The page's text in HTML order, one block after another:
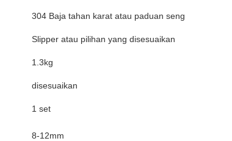
304 Baja tahan karat atau paduan seng
Slipper atau pilihan yang disesuaikan
1.3kg
disesuaikan
1 set
8-12mm